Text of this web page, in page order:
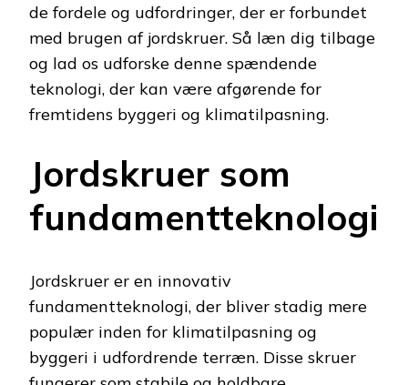
de fordele og udfordringer, der er forbundet
med brugen af jordskruer. Så læn dig tilbage
og lad os udforske denne spændende
teknologi, der kan være afgørende for
fremtidens byggeri og klimatilpasning.
Jordskruer som
fundamentteknologi
Jordskruer er en innovativ
fundamentteknologi, der bliver stadig mere
populær inden for klimatilpasning og
byggeri i udfordrende terræn. Disse skruer